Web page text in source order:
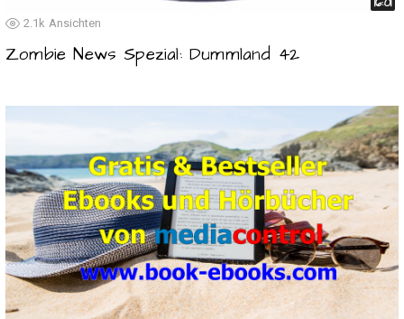
16:01
2.1k Ansichten
Zombie News Spezial: Dummland 42